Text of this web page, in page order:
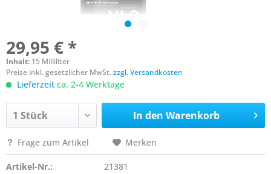
29,95 € *
Inhalt: 15 Milliliter
Preise inkl. gesetzlicher MwSt.zzgl. Versandkosten
Lieferzeit ca. 2-4 Werktage
In den Warenkorb
Frage zum Artikel Merken
Artikel-Nr.:
21381